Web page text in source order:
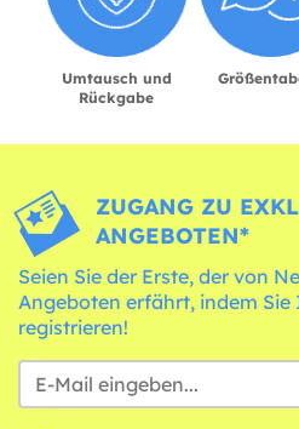
Umtausch und
Rückgabe
ZUGANG ZU
ANGEBOTEN*
Seien Sie der Erste, der von
Angeboten erfährt, indem Sie
registrieren!